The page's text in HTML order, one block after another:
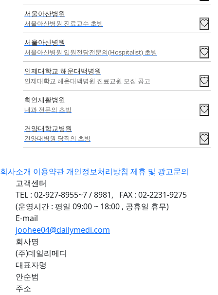
서울아산병원
서울아산병원 진료교수 초빙
서울아산병원
서울아산병원 입원전담전문의(Hospitalist) 초빙
인제대학교 해운대백병원
인제대학교 해운대백병원 진료교원 모집 공고
희연재활병원
내과 전문의 초빙
건양대학교병원
건양대병원 당직의 초빙
회사소개 이용약관 개인정보처리방침 제휴 및 광고문의
고객센터
TEL : 02-927-8955~7 / 8981, FAX : 02-2231-9275
(운영시간 : 평일 09:00 ~ 18:00 , 공휴일 휴무)
E-mail
joohee04@dailymedi.com
회사명
(주)데일리메디
대표자명
안순범
주소